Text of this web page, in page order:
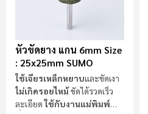
หัวขัดยาง แกน 6mm Size
: 25x25mm SUMO
ใช้เจียรเหล็กหยาบและขัดเงา
ไม่เกิดรอยไหม้ขัดได้รวดเร็ว
ละเอียดใช้กับงานแม่พิมพ์